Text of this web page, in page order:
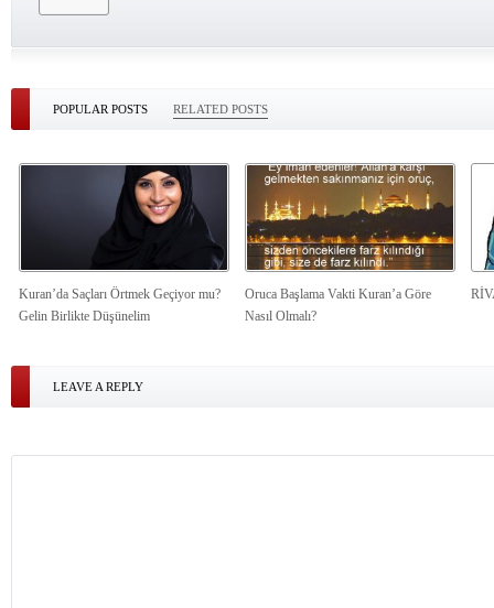
POPULAR POSTS RELATED POSTS
Kuran’da Saçları Örtmek Geçiyor mu?
Gelin Birlikte Düşünelim
Oruca Başlama Vakti Kuran’a Göre
Nasıl Olmalı?
LEAVE A REPLY